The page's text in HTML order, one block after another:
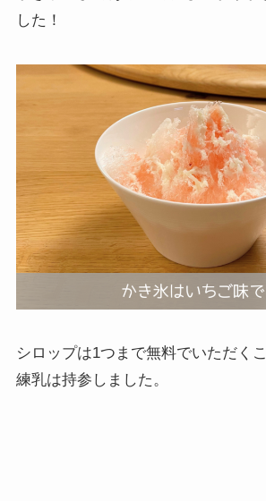
した！
シロップは1つまで無料でいただく
練乳は持参しました。